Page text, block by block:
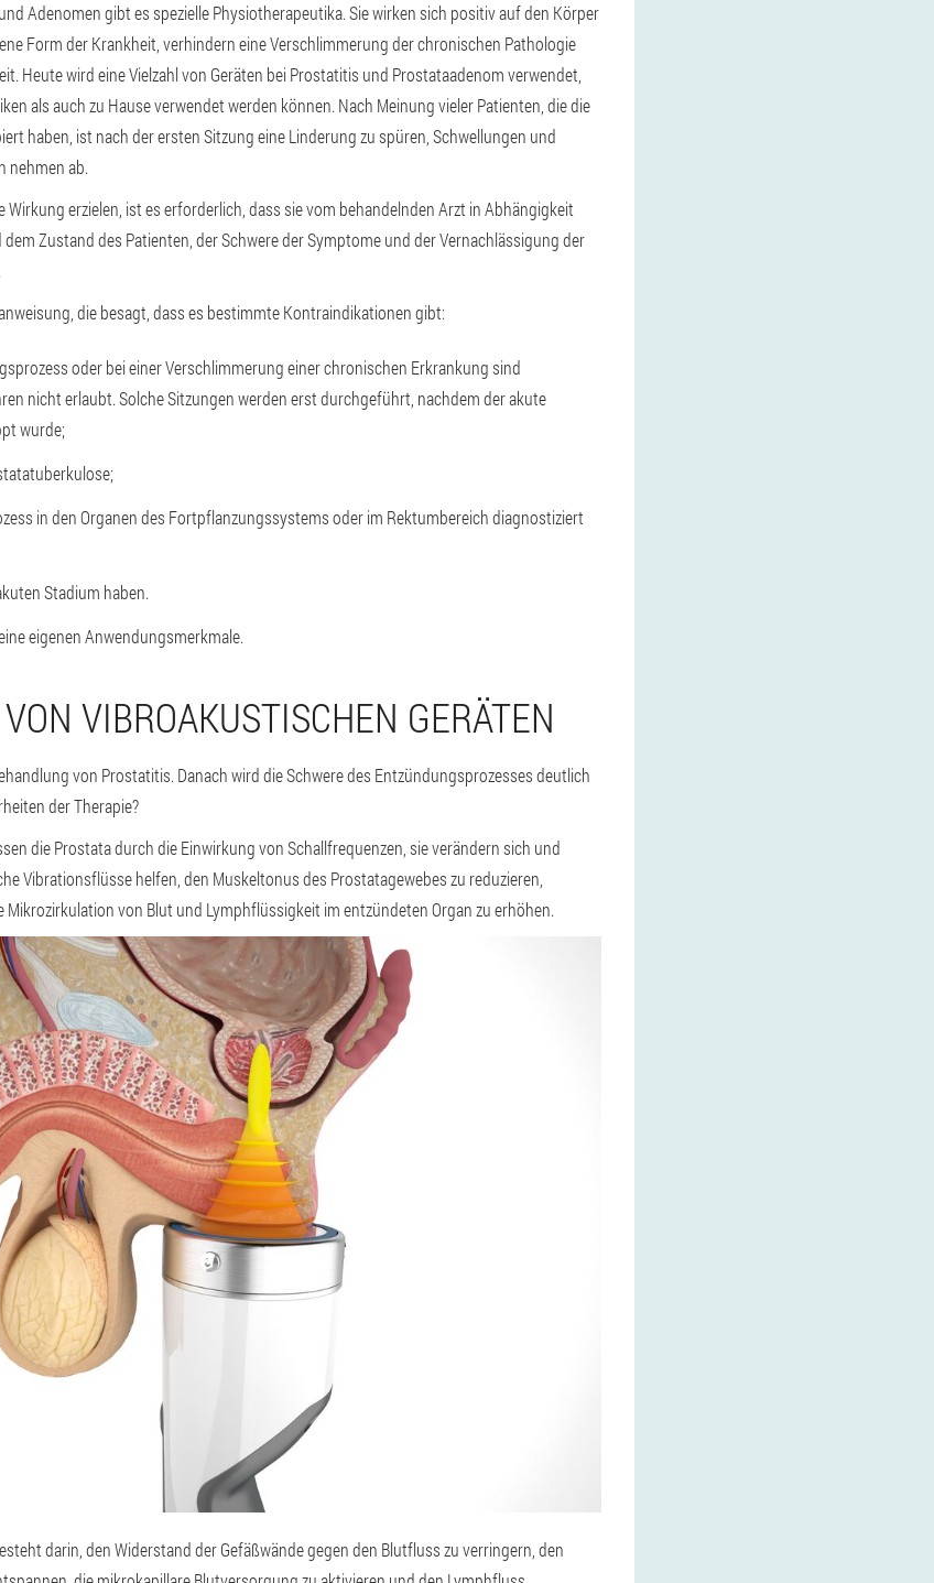
Adenomen gibt es spezielle Physiotherapeutika. Sie wirken sich positiv auf den Körper
Form der Krankheit, verhindern eine Verschlimmerung der chronischen Pathologie
Heute wird eine Vielzahl von Geräten bei Prostatitis und Prostataadenom verwendet,
als auch zu Hause verwendet werden können. Nach Meinung vieler Patienten, die die
haben, ist nach der ersten Sitzung eine Linderung zu spüren, Schwellungen und
nehmen ab.
Wirkung erzielen, ist es erforderlich, dass sie vom behandelnden Arzt in Abhängigkeit
Zustand des Patienten, der Schwere der Symptome und der Vernachlässigung der
die besagt, dass es bestimmte Kontraindikationen gibt:
oder bei einer Verschlimmerung einer chronischen Erkrankung sind
nicht erlaubt. Solche Sitzungen werden erst durchgeführt, nachdem der akute
wurde;
in den Organen des Fortpflanzungssystems oder im Rektumbereich diagnostiziert
Stadium haben.
eigenen Anwendungsmerkmale.
VIBROAKUSTISCHEN GERÄTEN
von Prostatitis. Danach wird die Schwere des Entzündungsprozesses deutlich
der Therapie?
die Prostata durch die Einwirkung von Schallfrequenzen, sie verändern sich und
Vibrationsflüsse helfen, den Muskeltonus des Prostatagewebes zu reduzieren,
Mikrozirkulation von Blut und Lymphflüssigkeit im entzündeten Organ zu erhöhen.
darin, den Widerstand der Gefäßwände gegen den Blutfluss zu verringern, den